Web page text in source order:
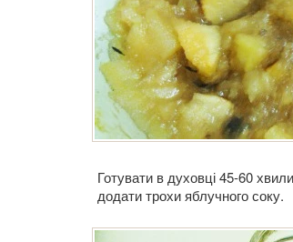
Готувати в духовці 45-60
додати трохи яблучного соку.